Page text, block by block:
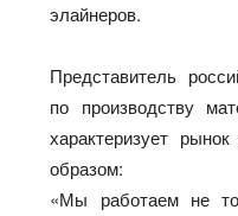
элайнеров.
Представитель
по производству
характеризует
образом:
«Мы работаем не